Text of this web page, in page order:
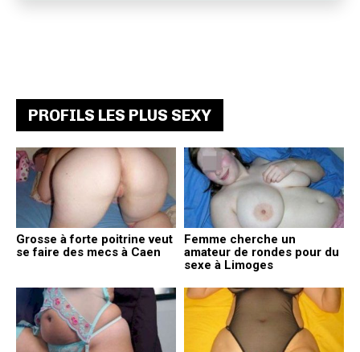
PROFILS LES PLUS SEXY
Grosse à forte poitrine veut
se faire des mecs à Caen
Femme cherche un
amateur de rondes pour du
sexe à Limoges